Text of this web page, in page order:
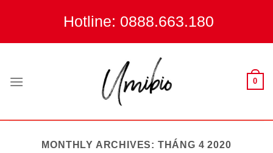
Hotline: 0888.663.180
0
MONTHLY ARCHIVES: THÁNG 4 2020